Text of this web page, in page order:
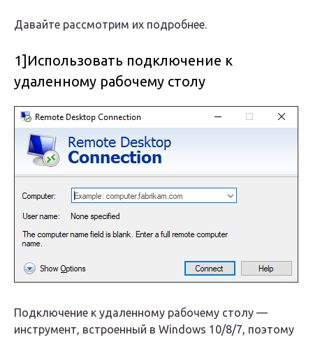
Давайте рассмотрим их подробнее.
1]Использовать подключение к
удаленному рабочему столу
Подключение к удаленному рабочему столу —
инструмент, встроенный в Windows 10/8/7, поэтому